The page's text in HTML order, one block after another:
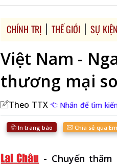
CHÍNH TRỊ THẾ GIỚI SỰ
Việt Nam -
thương mại
Theo TTX Nhấn để tìm
In trang báo Chia sẻ qua
- Chuyến